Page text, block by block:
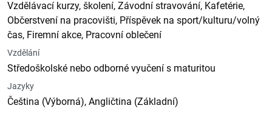
Vzdělávací kurzy, školení, Závodní stravování, Kafetérie,
Občerstvení na pracovišti, Příspěvek na sport/kulturu/volný
čas, Firemní akce, Pracovní oblečení
Vzdělání
Středoškolské nebo odborné vyučení s maturitou
Jazyky
Čeština (Výborná), Angličtina (Základní)